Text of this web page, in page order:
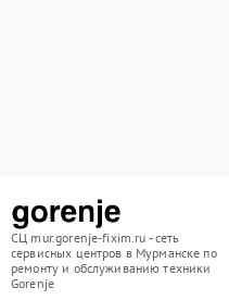
СЦ mur.gorenje-fixim.ru - сеть
сервисных центров в Мурманске по
ремонту и обслуживанию техники
Gorenje